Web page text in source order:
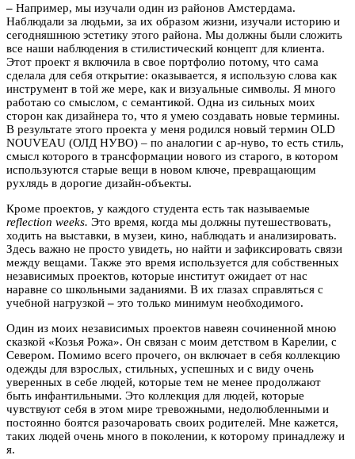
– Например, мы изучали один из районов Амстердама.
Наблюдали за людьми, за их образом жизни, изучали историю и
сегодняшнюю эстетику этого района. Мы должны были сложить
все наши наблюдения в стилистический концепт для клиента.
Этот проект я включила в свое портфолио потому, что сама
сделала для себя открытие: оказывается, я использую слова как
инструмент в той же мере, как и визуальные символы. Я много
работаю со смыслом, с семантикой. Одна из сильных моих
сторон как дизайнера то, что я умею создавать новые термины.
В результате этого проекта у меня родился новый термин OLD
NOUVEAU (ОЛД НУВО) – по аналогии с ар-нуво, то есть стиль,
смысл которого в трансформации нового из старого, в котором
используются старые вещи в новом ключе, превращающим
рухлядь в дорогие дизайн-объекты.
Кроме проектов, у каждого студента есть так называемые
reflection weeks. Это время, когда мы должны путешествовать,
ходить на выставки, в музеи, кино, наблюдать и анализировать.
Здесь важно не просто увидеть, но найти и зафиксировать связи
между вещами. Также это время используется для собственных
независимых проектов, которые институт ожидает от нас
наравне со школьными заданиями. В их глазах справляться с
учебной нагрузкой– это только минимум необходимого.
Один из моих независимых проектов навеян сочиненной мною
сказкой «Козья Рожа». Он связан с моим детством в Карелии, с
Севером. Помимо всего прочего, он включает в себя коллекцию
одежды для взрослых, стильных, успешных и с виду очень
уверенных в себе людей, которые тем не менее продолжают
быть инфантильными. Это коллекция для людей, которые
чувствуют себя в этом мире тревожными, недолюбленными и
постоянно боятся разочаровать своих родителей. Мне кажется,
таких людей очень много в поколении, к которому принадлежу и
я.